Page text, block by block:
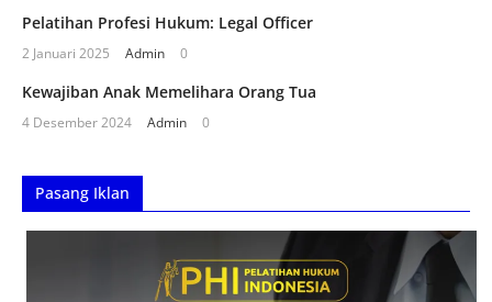
Pelatihan Profesi Hukum: Legal Officer
2 Januari 2025 Admin 0
Kewajiban Anak Memelihara Orang Tua
4 Desember 2024 Admin 0
Pasang Iklan